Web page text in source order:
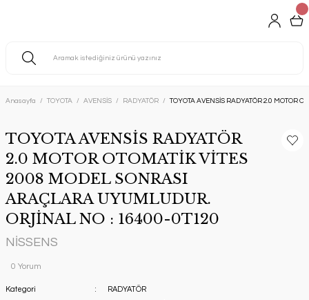
Anasayfa TOYOTA AVENSİS RADYATÖR TOYOTA AVENSİS RADYATÖR 2.0 MOTOR
TOYOTA AVENSİS RADYATÖR
2.0 MOTOR OTOMATİK VİTES
2008 MODEL SONRASI
ARAÇLARA UYUMLUDUR.
ORJİNAL NO : 16400-0T120
NİSSENS
0 Yorum
Kategori
RADYATÖR